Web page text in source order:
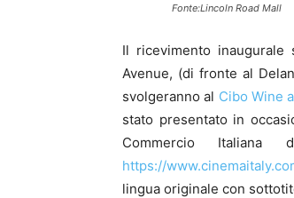
Fonte:Lincoln Road Mall
Il ricevimento inaugurale
Avenue, (di fronte al
svolgeranno al Cibo Wine
stato presentato in
Commercio
https://
lingua originale con